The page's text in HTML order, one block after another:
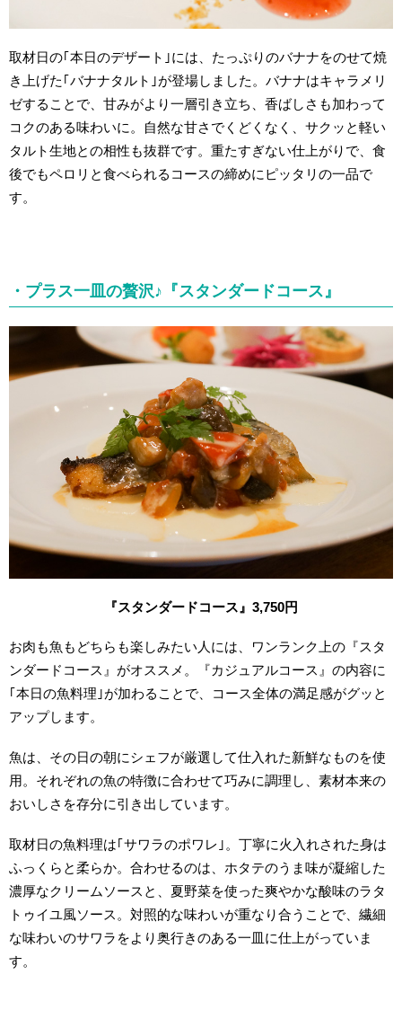
取材日の｢本日のデザート｣には、たっぷりのバナナをのせて焼
き上げた｢バナナタルト｣が登場しました。バナナはキャラメリ
ゼすることで、甘みがより一層引き立ち、香ばしさも加わって
コクのある味わいに。自然な甘さでくどくなく、サクッと軽い
タルト生地との相性も抜群です。重たすぎない仕上がりで、食
後でもペロリと食べられるコースの締めにピッタリの一品で
す。
・プラス一皿の贅沢♪『スタンダードコース』
『スタンダードコース』3,750円
お肉も魚もどちらも楽しみたい人には、ワンランク上の『スタ
ンダードコース』がオススメ。『カジュアルコース』の内容に
｢本日の魚料理｣が加わることで、コース全体の満足感がグッと
アップします。
魚は、その日の朝にシェフが厳選して仕入れた新鮮なものを使
用。それぞれの魚の特徴に合わせて巧みに調理し、素材本来の
おいしさを存分に引き出しています。
取材日の魚料理は｢サワラのポワレ｣。丁寧に火入れされた身は
ふっくらと柔らか。合わせるのは、ホタテのうま味が凝縮した
濃厚なクリームソースと、夏野菜を使った爽やかな酸味のラタ
トゥイユ風ソース。対照的な味わいが重なり合うことで、繊細
な味わいのサワラをより奥行きのある一皿に仕上がっていま
す。